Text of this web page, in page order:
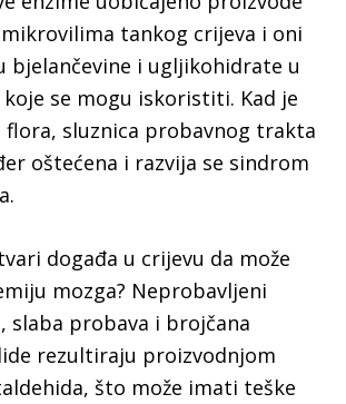
tankog crijeva i oni
bjelančevine i ugljikohidrate u
se mogu iskoristiti. Kad je
flora, sluznica probavnog trakta
oštećena i razvija se sindrom
događa u crijevu da može
mozga? Neprobavljeni
slaba probava i brojčana
rezultiraju proizvodnjom
što može imati teške